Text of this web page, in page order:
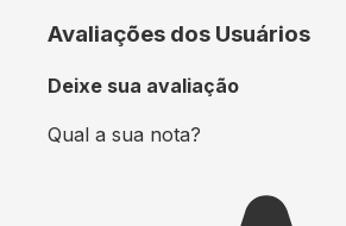
Avaliações dos Usuários
Deixe sua avaliação
Qual a sua nota?